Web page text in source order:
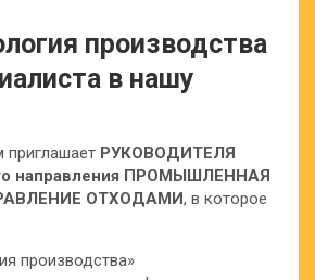
производства
в нашу
приглашает РУКОВОДИТЕЛЯ
направления ПРОМЫШЛЕННАЯ
ОТХОДАМИ, в которое
производства»